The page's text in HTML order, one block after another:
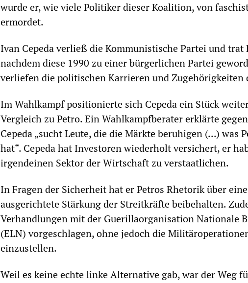
wurde er, wie viele Politiker dieser Koalition, von
ermordet.
Ivan Cepeda verließ die Kommunistische Partei und trat
nachdem diese 1990 zu einer bürgerlichen Partei
verliefen die politischen Karrieren und Zugehörigkeiten
Im Wahlkampf positionierte sich Cepeda ein Stück
Vergleich zu Petro. Ein Wahlkampfberater erklärte
Cepeda „sucht Leute, die die Märkte beruhigen (...) was
hat“. Cepeda hat Investoren wiederholt versichert, er
irgendeinen Sektor der Wirtschaft zu verstaatlichen.
In Fragen der Sicherheit hat er Petros Rhetorik über
ausgerichtete Stärkung der Streitkräfte beibehalten.
Verhandlungen mit der Guerillaorganisation Nationale
(ELN) vorgeschlagen, ohne jedoch die
einzustellen.
Weil es keine echte linke Alternative gab, war der Weg